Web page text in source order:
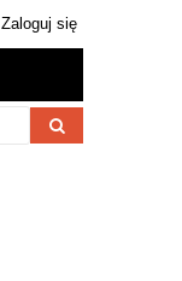
Zaloguj się